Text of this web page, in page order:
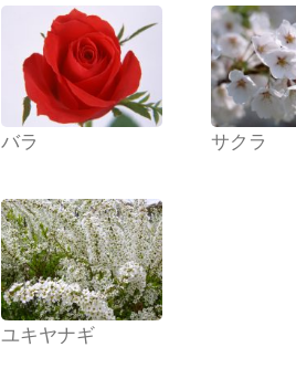
バラ サクラ
ユキヤナギ